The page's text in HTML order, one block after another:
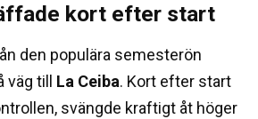
kort efter start
den populära semesterön
väg till La Ceiba. Kort efter start
svängde kraftigt åt höger